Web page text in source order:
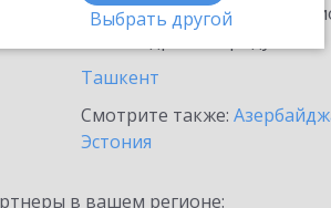
Выбрать другой
Ознакомьтесь с
Ташкент
Смотрите также:
Эстония
в вашем регионе: